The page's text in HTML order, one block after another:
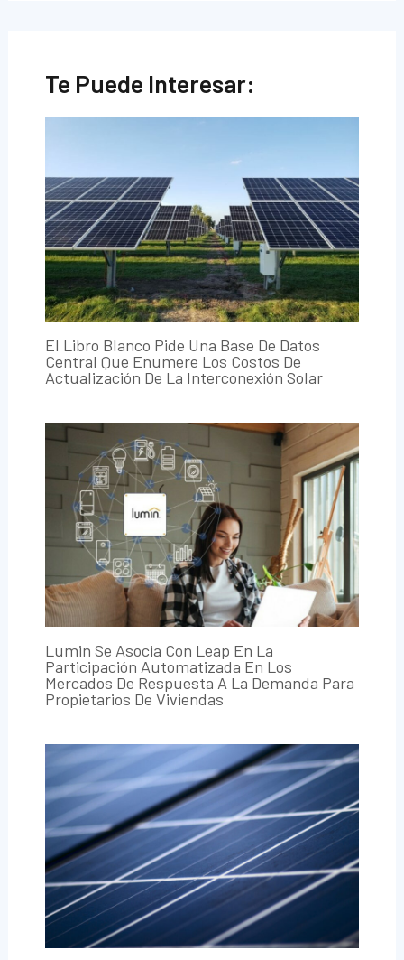
Te Puede Interesar:
El Libro Blanco Pide Una Base De Datos
Central Que Enumere Los Costos De
Actualización De La Interconexión Solar
Lumin Se Asocia Con Leap En La
Participación Automatizada En Los
Mercados De Respuesta A La Demanda Para
Propietarios De Viviendas